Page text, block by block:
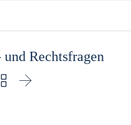
Rechtsfragen
